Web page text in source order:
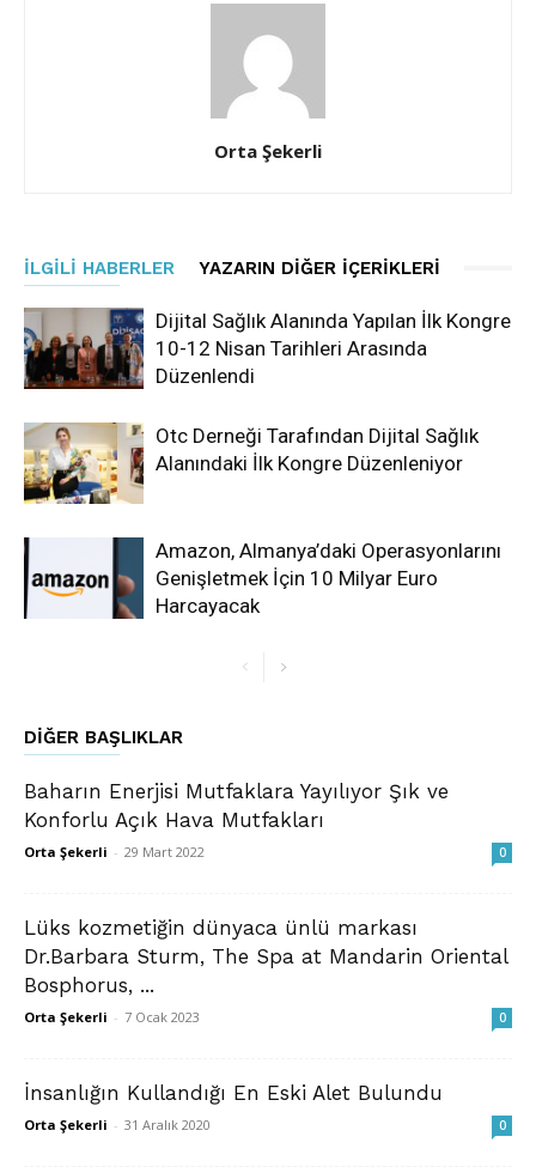
Orta Şekerli
İLGILI HABERLER YAZARIN DIĞER İÇERIKLERI
Dijital Sağlık Alanında Yapılan İlk Kongre
10-12 Nisan Tarihleri Arasında
Düzenlendi
Otc Derneği Tarafından Dijital Sağlık
Alanındaki İlk Kongre Düzenleniyor
Amazon, Almanya’daki Operasyonlarını
Genişletmek İçin 10 Milyar Euro
Harcayacak
DIĞER BAŞLIKLAR
Baharın Enerjisi Mutfaklara Yayılıyor Şık ve
Konforlu Açık Hava Mutfakları
Orta Şekerli - 29 Mart 2022 0
Lüks kozmetiğin dünyaca ünlü markası
Dr.Barbara Sturm, The Spa at Mandarin Oriental
Bosphorus, ...
Orta Şekerli - 7 Ocak 2023 0
İnsanlığın Kullandığı En Eski Alet Bulundu
Orta Şekerli - 31 Aralık 2020 0